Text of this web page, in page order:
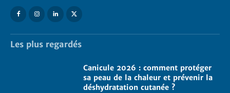
Les plus regardés
Canicule 2026 : comment protéger
sa peau de la chaleur et prévenir la
déshydratation cutanée ?